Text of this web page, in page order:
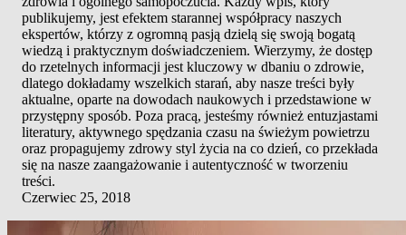
publikujemy, jest efektem starannej współpracy naszych
ekspertów, którzy z ogromną pasją dzielą się swoją bogatą
wiedzą i praktycznym doświadczeniem. Wierzymy, że dostęp
do rzetelnych informacji jest kluczowy w dbaniu o zdrowie,
dlatego dokładamy wszelkich starań, aby nasze treści były
aktualne, oparte na dowodach naukowych i przedstawione w
przystępny sposób. Poza pracą, jesteśmy również entuzjastami
literatury, aktywnego spędzania czasu na świeżym powietrzu
oraz propagujemy zdrowy styl życia na co dzień, co przekłada
się na nasze zaangażowanie i autentyczność w tworzeniu
treści.
Czerwiec 25, 2018